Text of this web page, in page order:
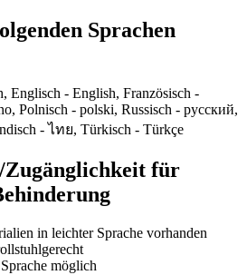
Sprachen
Englisch - English, Französisch -
Polnisch - polski, Russisch - русский,
- ไทย, Türkisch - Türkçe
für
in leichter Sprache vorhanden
möglich